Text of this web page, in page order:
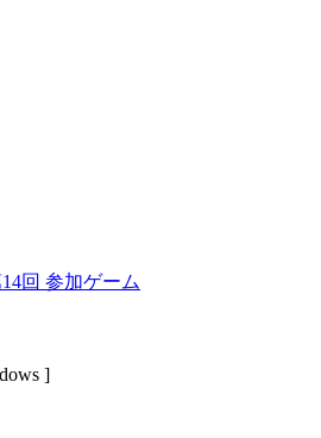
回 参加ゲーム
]